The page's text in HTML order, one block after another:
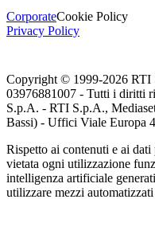
CorporateCookie Policy
Privacy Policy
Copyright © 1999-2026 RTI
03976881007 - Tutti i diritti
S.p.A. - RTI S.p.A.,
Bassi) - Uffici Viale Europa
Rispetto ai contenuti e ai
vietata ogni utilizzazione
intelligenza artificiale
utilizzare mezzi